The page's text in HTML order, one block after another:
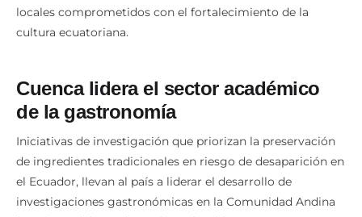
locales comprometidos con el fortalecimiento de la
cultura ecuatoriana.
Cuenca lidera el sector académico
de la gastronomía
Iniciativas de investigación que priorizan la preservación
de ingredientes tradicionales en riesgo de desaparición en
el Ecuador, llevan al país a liderar el desarrollo de
investigaciones gastronómicas en la Comunidad Andina